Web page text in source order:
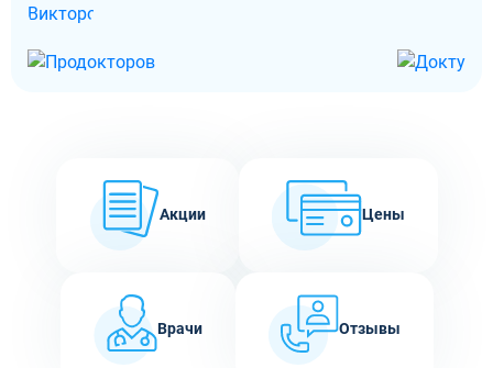
Акции Цены
Врачи Отзывы